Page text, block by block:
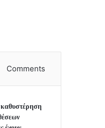
Comments